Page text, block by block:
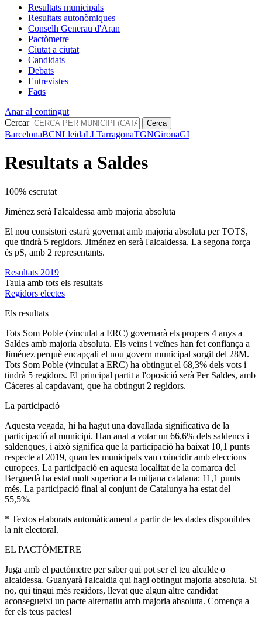
Resultats municipals
Resultats autonòmiques
Conselh Generau d'Aran
Pactòmetre
Ciutat a ciutat
Candidats
Debats
Entrevistes
Faqs
Anar al contingut
Cercar
Cerca
BarcelonaBCNLleidaLLTarragonaTGNGironaGI
Resultats a Saldes
100% escrutat
Jiménez serà l'alcaldessa amb majoria absoluta
El nou consistori estarà governat amb majoria absoluta per TOTS,
que tindrà 5 regidors. Jiménez en serà l'alcaldessa. La segona força
és pS, amb 2 representants.
Resultats 2019
Taula amb tots els resultats
Regidors electes
Els resultats
Tots Som Poble (vinculat a ERC) governarà els propers 4 anys a
Saldes amb majoria absoluta. Els veïns i veïnes han fet confiança a
Jiménez perquè encapçali el nou govern municipal sorgit del 28M.
Tots Som Poble (vinculat a ERC) ha obtingut el 68,3% dels vots i
tindrà 5 regidors. El principal partit a l'oposició serà Per Saldes, amb
Cáceres al capdavant, que ha obtingut 2 regidors.
La participació
Aquesta vegada, hi ha hagut una davallada significativa de la
participació al municipi. Han anat a votar un 66,6% dels saldencs i
saldenques, i això significa que la participació ha baixat 10,1 punts
respecte al 2019, quan les municipals van coincidir amb eleccions
europees. La participació en aquesta localitat de la comarca del
Berguedà ha estat molt superior a la mitjana catalana: 11,1 punts
més. La participació final al conjunt de Catalunya ha estat del
55,5%.
* Textos elaborats automàticament a partir de les dades disponibles
la nit electoral.
EL PACTÒMETRE
Juga amb el pactòmetre per saber qui pot ser el teu alcalde o
alcaldessa. Guanyarà l'alcaldia qui hagi obtingut majoria absoluta. Si
no, qui tingui més regidors, llevat que algun altre candidat
aconsegueixi un pacte alternatiu amb majoria absoluta. Comença a
fer els teus pactes!